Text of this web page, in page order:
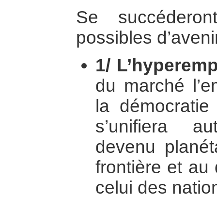
Se
possibles
1/
du marché
la
s’unifiera
devenu
frontière et au
celui des